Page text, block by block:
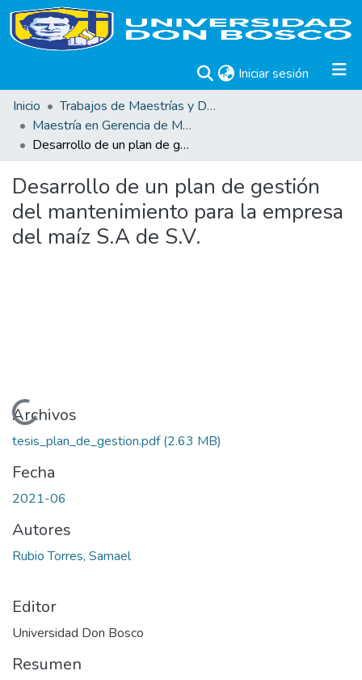
Iniciar sesión (current)
Inicio
Trabajos de Maestrías y Doctorados
Maestría en Gerencia de Mantenimiento Industrial
Desarrollo de un plan de gestión del mantenimiento para la empresa del maíz S.A de S.V.
Desarrollo de un plan de gestión
del mantenimiento para la empresa
del maíz S.A de S.V.
Cargando...
Archivos
tesis_plan_de_gestion.pdf(2.63 MB)
Fecha
2021-06
Autores
Rubio Torres, Samael
Editor
Universidad Don Bosco
Resumen